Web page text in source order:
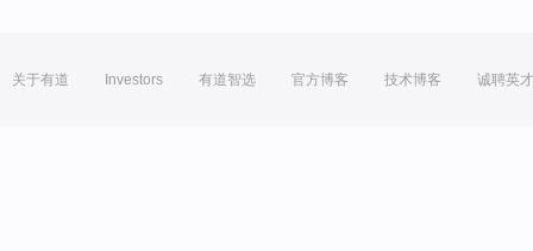
关于有道 Investors 有道智选 官方博客 技术博客 诚聘英才